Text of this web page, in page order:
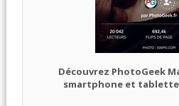
Découvrez PhotoGeek
smartphone et tablette